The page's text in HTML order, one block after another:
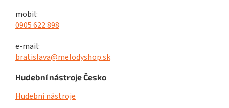
mobil:
0905 622 898
e-mail:
bratislava@melodyshop.sk
Hudební nástroje Česko
Hudební nástroje